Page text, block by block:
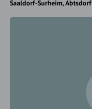
Saaldorf-Surheim Abtsdorf